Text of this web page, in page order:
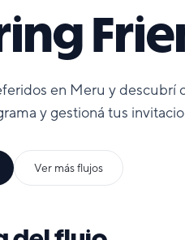
en Meru y descubrí
y gestioná tus
Ver más flujos